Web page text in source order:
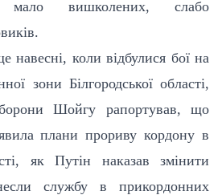
вишколених, слабо
коли відбулися бої на
зони Білгородської області,
Шойгу рапортував, що
плани прориву кордону в
як Путін наказав змінити
службу в прикордонних